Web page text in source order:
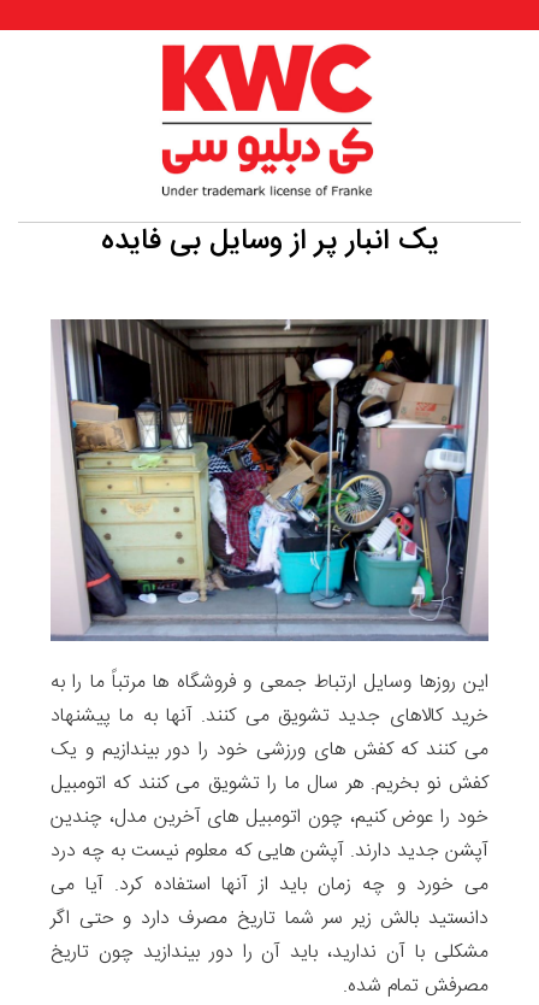
یک انبار پر از وسایل بی فایده
این روزها وسایل ارتباط جمعی و فروشگاه ها مرتباً ما را به
خرید کالاهای جدید تشویق می کنند. آنها به ما پیشنهاد
می کنند که کفش های ورزشی خود را دور بیندازیم و یک
کفش نو بخریم. هر سال ما را تشویق می کنند که اتومبیل
خود را عوض کنیم، چون اتومبیل های آخرین مدل، چندین
آپشن جدید دارند. آپشن هایی که معلوم نیست به چه درد
می خورد و چه زمان باید از آنها استفاده کرد. آیا می
دانستید بالش زیر سر شما تاریخ مصرف دارد و حتی اگر
مشکلی با آن ندارید، باید آن را دور بیندازید چون تاریخ
مصرفش تمام شده.